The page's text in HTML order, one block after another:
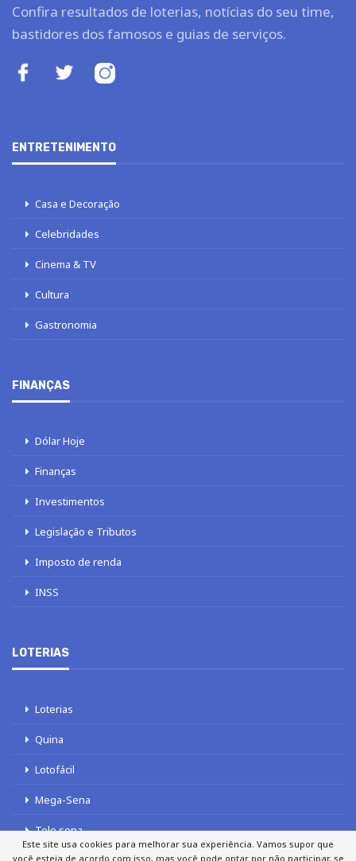
Confira resultados de loterias, notícias do seu time,
bastidores dos famosos e guias de serviços.
ENTRETENIMENTO
Casa e Decoração
Celebridades
Cinema & TV
Cultura
Gastronomia
FINANÇAS
Dólar Hoje
Finanças
Investimentos
Legislação e Tributos
Imposto de renda
INSS
LOTERIAS
Loterias
Quina
Lotofácil
Mega-Sena
Tele sena
Este site usa cookies para melhorar sua experiência. Vamos supor que
você esteja de acordo com isso, mas você pode optar por não participar, se